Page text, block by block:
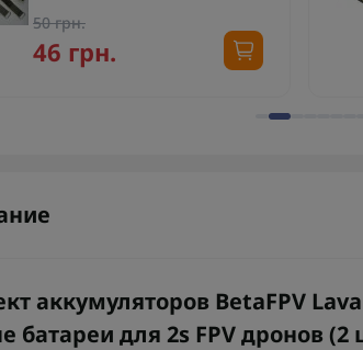
50 грн.
46 грн.
аккумуляторов BetaFPV Lava
для 2s FPV дронов (2